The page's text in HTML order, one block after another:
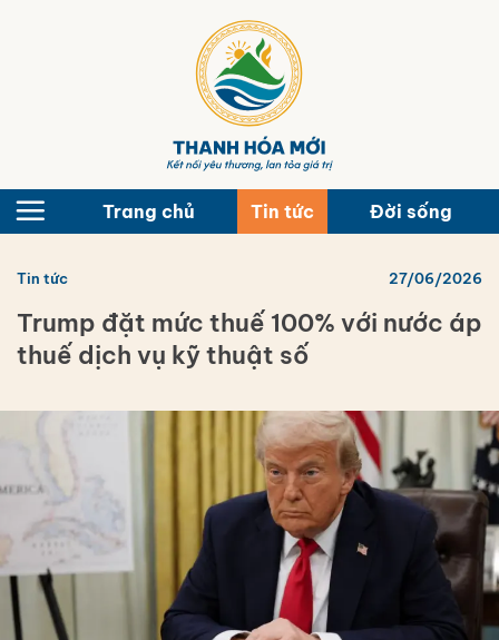
Trang chủ Tin tức Đời sống
Tin tức 27/06/2026
Trump đặt mức thuế 100% với nước áp
thuế dịch vụ kỹ thuật số